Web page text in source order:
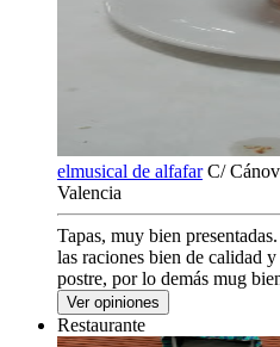
elmusical de alfafar C/
Valencia
Tapas, muy bien
las raciones bien de calidad
postre, por lo demás mug
Ver opiniones
Restaurante